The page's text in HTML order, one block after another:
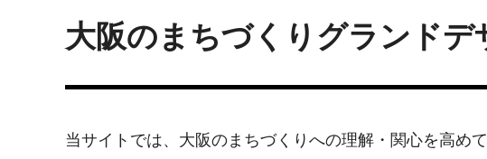
大阪のまちづくりグランドデ
当サイトでは、大阪のまちづくりへの理解・関心を高め